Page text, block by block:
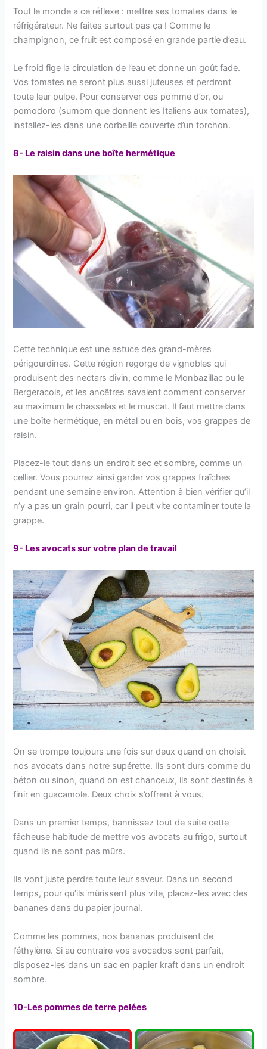
Tout le monde a ce réflexe : mettre ses tomates dans le
réfrigérateur. Ne faites surtout pas ça ! Comme le
champignon, ce fruit est composé en grande partie d’eau.
Le froid fige la circulation de l’eau et donne un goût fade.
Vos tomates ne seront plus aussi juteuses et perdront
toute leur pulpe. Pour conserver ces pomme d’or, ou
pomodoro (surnom que donnent les Italiens aux tomates),
installez-les dans une corbeille couverte d’un torchon.
8- Le raisin dans une boîte hermétique
Cette technique est une astuce des grand-mères
périgourdines. Cette région regorge de vignobles qui
produisent des nectars divin, comme le Monbazillac ou le
Bergeracois, et les ancêtres savaient comment conserver
au maximum le chasselas et le muscat. Il faut mettre dans
une boîte hermétique, en métal ou en bois, vos grappes de
raisin.
Placez-le tout dans un endroit sec et sombre, comme un
cellier. Vous pourrez ainsi garder vos grappes fraîches
pendant une semaine environ. Attention à bien vérifier qu’il
n’y a pas un grain pourri, car il peut vite contaminer toute la
grappe.
9- Les avocats sur votre plan de travail
On se trompe toujours une fois sur deux quand on choisit
nos avocats dans notre supérette. Ils sont durs comme du
béton ou sinon, quand on est chanceux, ils sont destinés à
finir en guacamole. Deux choix s’offrent à vous.
Dans un premier temps, bannissez tout de suite cette
fâcheuse habitude de mettre vos avocats au frigo, surtout
quand ils ne sont pas mûrs.
Ils vont juste perdre toute leur saveur. Dans un second
temps, pour qu’ils mûrissent plus vite, placez-les avec des
bananes dans du papier journal.
Comme les pommes, nos bananas produisent de
l’éthylène. Si au contraire vos avocados sont parfait,
disposez-les dans un sac en papier kraft dans un endroit
sombre.
10-Les pommes de terre pelées